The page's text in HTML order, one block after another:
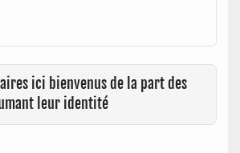
ici bienvenus de la part des
leur identité